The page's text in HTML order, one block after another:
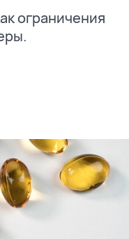
ограничения